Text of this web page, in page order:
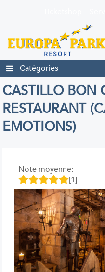
Catégories
CASTILLO BON
RESTAURANT
EMOTIONS)
Note moyenne:
[1]